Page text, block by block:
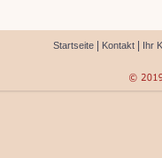
Startseite Kontakt Ihr